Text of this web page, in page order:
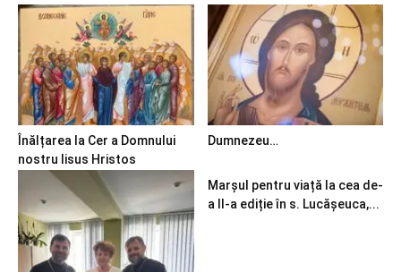
Înălțarea la Cer a Domnului
nostru Iisus Hristos
Dumnezeu…
Marșul pentru viață la cea de-
a II-a ediție în s. Lucășeuca,...